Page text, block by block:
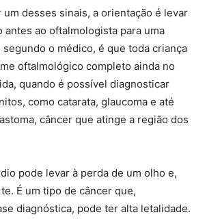
desses sinais, a orientação é levar
antes ao oftalmologista para uma
segundo o médico, é que toda criança
oftalmológico completo ainda no
quando é possível diagnosticar
como catarata, glaucoma e até
câncer que atinge a região dos
pode levar à perda de um olho e,
É um tipo de câncer que,
diagnóstica, pode ter alta letalidade.